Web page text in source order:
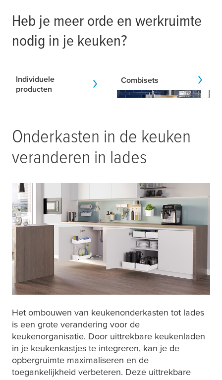
Heb je meer orde en werkruimte
nodig in je keuken?
Individuele
producten
Combisets
Onderkasten in de keuken
veranderen in lades
Het ombouwen van keukenonderkasten tot lades
is een grote verandering voor de
keukenorganisatie. Door uittrekbare keukenladen
in je keukenkastjes te integreren, kan je de
opbergruimte maximaliseren en de
toegankelijkheid verbeteren. Deze uittrekbare